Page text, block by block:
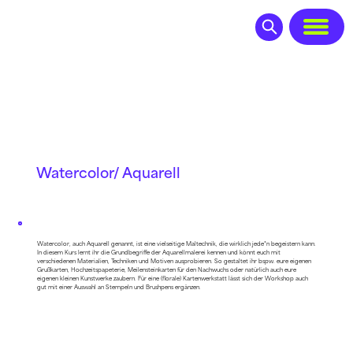
Watercolor/­ Aquarell
Watercolor, auch Aquarell genannt, ist eine vielseitige Maltechnik, die wirklich jede*n begeistern kann.
In diesem Kurs lernt ihr die Grundbegriffe der Aquarellmalerei kennen und könnt euch mit
verschiedenen Materialien, Techniken und Motiven ausprobieren. So gestaltet ihr bspw. eure eigenen
Grußkarten, Hochzeitspapeterie, Meilensteinkarten für den Nachwuchs oder natürlich auch eure
eigenen kleinen Kunstwerke zaubern. Für eine (florale) Kartenwerkstatt lässt sich der Workshop auch
gut mit einer Auswahl an Stempeln und Brushpens ergänzen.